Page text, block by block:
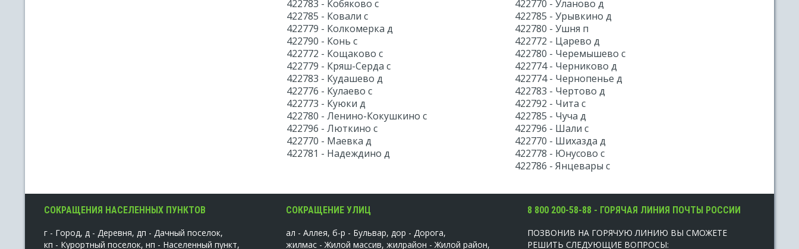
422783 - Кобяково с
422785 - Ковали с
422779 - Колкомерка д
422790 - Конь с
422772 - Кощаково с
422779 - Кряш-Серда с
422783 - Кудашево д
422776 - Кулаево с
422773 - Куюки д
422780 - Ленино-Кокушкино с
422796 - Люткино с
422770 - Маевка д
422781 - Надеждино д
422770 - Уланово д
422785 - Урывкино д
422780 - Ушня п
422772 - Царево д
422780 - Черемышево с
422774 - Черниково д
422774 - Чернопенье д
422783 - Чертово д
422792 - Чита с
422785 - Чуча д
422796 - Шали с
422770 - Шихазда д
422778 - Юнусово с
422786 - Янцевары с
СОКРАЩЕНИЯ НАСЕЛЕННЫХ ПУНКТОВ
г - Город, д - Деревня, дп - Дачный поселок,
кп - Курортный поселок, нп - Населенный пункт,
СОКРАЩЕНИЕ УЛИЦ
ал - Аллея, б-р - Бульвар, дор - Дорога,
жилмас - Жилой массив, жилрайон - Жилой район,
8 800 200-58-88 - ГОРЯЧАЯ ЛИНИЯ ПОЧТЫ РОССИИ
ПОЗВОНИВ НА ГОРЯЧУЮ ЛИНИЮ ВЫ СМОЖЕТЕ
РЕШИТЬ СЛЕДУЮЩИЕ ВОПРОСЫ: